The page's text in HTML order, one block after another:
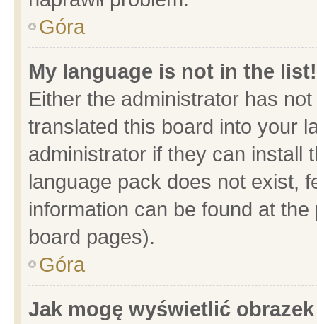
Góra
My language is not in the list!
Either the administrator has
translated this board into your
administrator if they can install
language pack does not exist,
information can be found at
board pages).
Góra
Jak mogę wyświetlić